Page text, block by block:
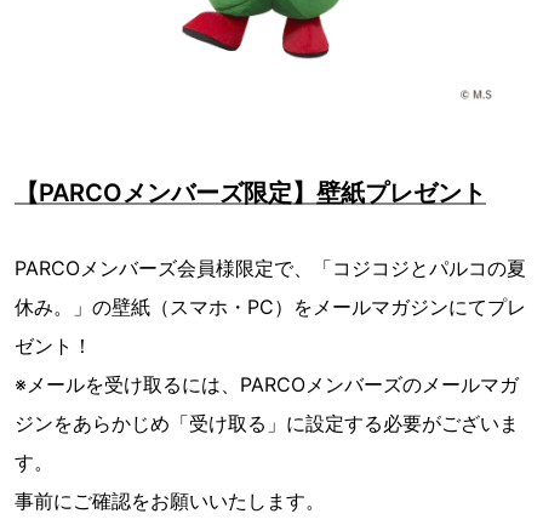
【PARCOメンバーズ限定】壁紙プレゼント
PARCOメンバーズ会員様限定で、「コジコジとパルコの夏
休み。」の壁紙（スマホ・PC）をメールマガジンにてプレ
ゼント！
※メールを受け取るには、PARCOメンバーズのメールマガ
ジンをあらかじめ「受け取る」に設定する必要がございま
す。
事前にご確認をお願いいたします。